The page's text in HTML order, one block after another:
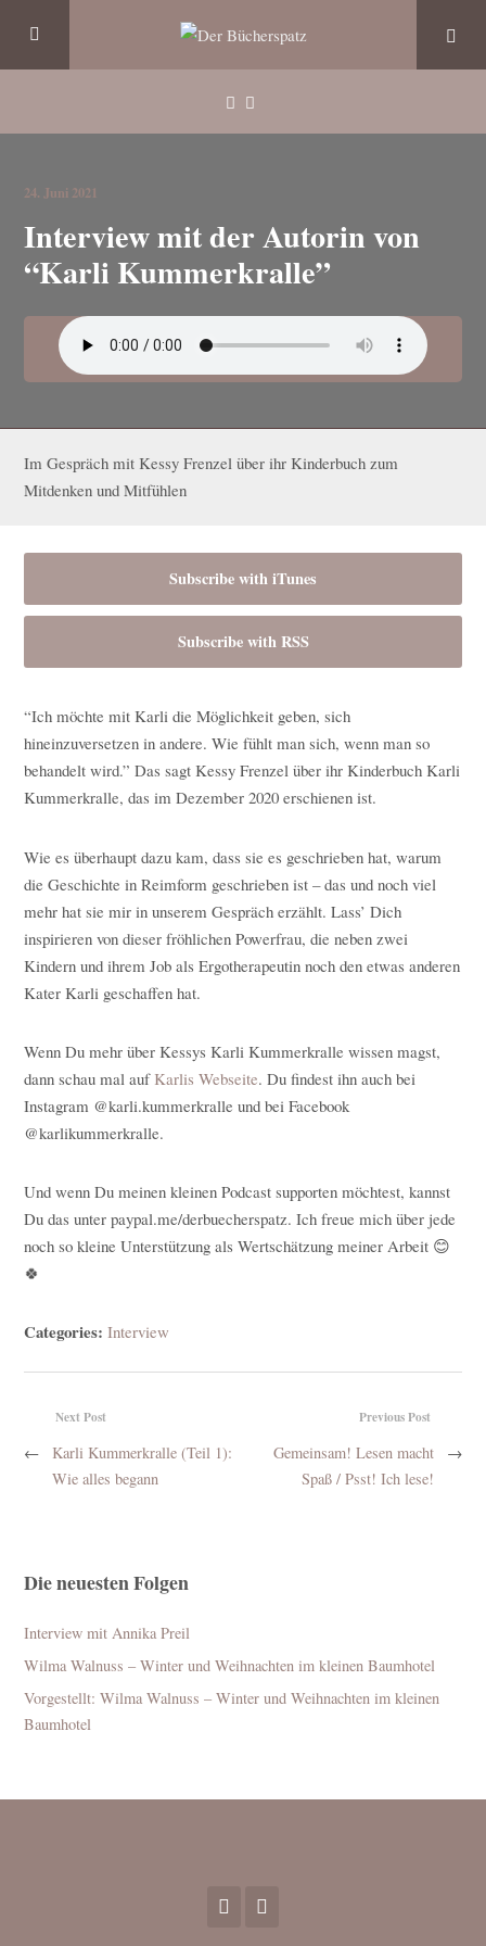
24. Juni 2021
Interview mit der Autorin von
“Karli Kummerkralle”
Im Gespräch mit Kessy Frenzel über ihr Kinderbuch zum
Mitdenken und Mitfühlen
Subscribe with iTunes
Subscribe with RSS
“Ich möchte mit Karli die Möglichkeit geben, sich
hineinzuversetzen in andere. Wie fühlt man sich, wenn man so
behandelt wird.” Das sagt Kessy Frenzel über ihr Kinderbuch Karli
Kummerkralle, das im Dezember 2020 erschienen ist.
Wie es überhaupt dazu kam, dass sie es geschrieben hat, warum
die Geschichte in Reimform geschrieben ist – das und noch viel
mehr hat sie mir in unserem Gespräch erzählt. Lass’ Dich
inspirieren von dieser fröhlichen Powerfrau, die neben zwei
Kindern und ihrem Job als Ergotherapeutin noch den etwas anderen
Kater Karli geschaffen hat.
Wenn Du mehr über Kessys Karli Kummerkralle wissen magst,
dann schau mal auf Karlis Webseite. Du findest ihn auch bei
Instagram @karli.kummerkralle und bei Facebook
@karlikummerkralle.
Und wenn Du meinen kleinen Podcast supporten möchtest, kannst
Du das unter paypal.me/derbuecherspatz. Ich freue mich über jede
noch so kleine Unterstützung als Wertschätzung meiner Arbeit 😊
🍀
Categories:Interview
Previous Post
Gemeinsam! Lesen macht
Spaß / Psst! Ich lese!
→
Next Post
←
Karli Kummerkralle (Teil 1):
Wie alles begann
Die neuesten Folgen
Interview mit Annika Preil
Wilma Walnuss – Winter und Weihnachten im kleinen Baumhotel
Vorgestellt: Wilma Walnuss – Winter und Weihnachten im kleinen
Baumhotel